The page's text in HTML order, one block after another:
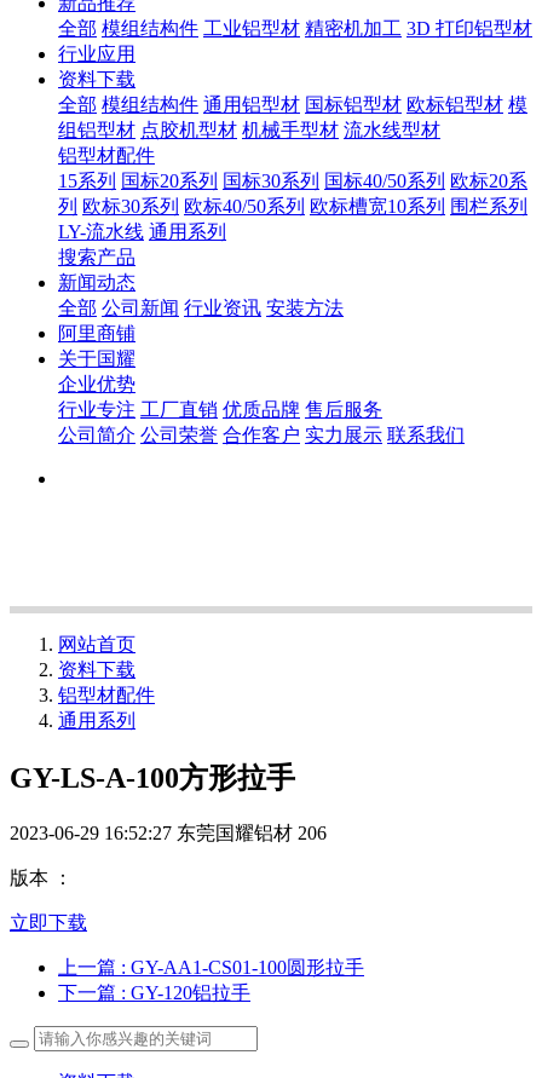
全部 模组结构件 工业铝型材 精密机加工 3D 打印铝型材
行业应用
资料下载
全部 模组结构件 通用铝型材 国标铝型材 欧标铝型材 模
组铝型材 点胶机型材 机械手型材 流水线型材
铝型材配件
15系列 国标20系列 国标30系列 国标40/50系列 欧标20系
列 欧标30系列 欧标40/50系列 欧标槽宽10系列 围栏系列
LY-流水线 通用系列
搜索产品
新闻动态
全部 公司新闻 行业资讯 安装方法
阿里商铺
关于国耀
企业优势
行业专注 工厂直销 优质品牌 售后服务
公司简介 公司荣誉 合作客户 实力展示 联系我们
网站首页
资料下载
铝型材配件
通用系列
GY-LS-A-100方形拉手
2023-06-29 16:52:27 东莞国耀铝材 206
版本 ：
立即下载
上一篇 : GY-AA1-CS01-100圆形拉手
下一篇 : GY-120铝拉手